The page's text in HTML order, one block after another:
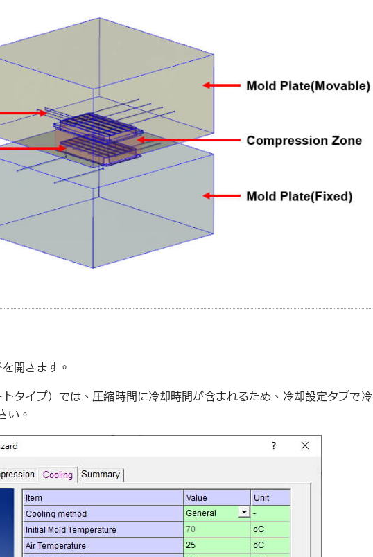
開きます。
タイプ）では、圧縮時間に冷却時間が含まれるため、冷却設定タブで冷
い。